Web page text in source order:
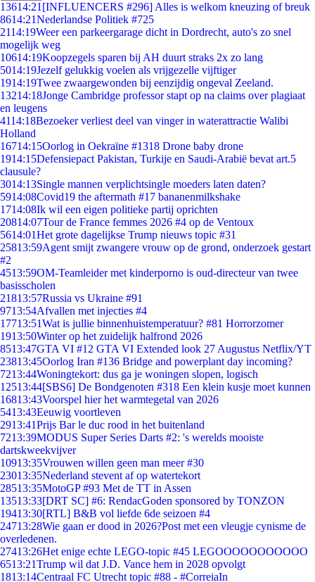
13614:21 [INFLUENCERS #296] Alles is welkom kneuzing of breuk
8614:21Nederlandse Politiek #725
2114:19Weer een parkeergarage dicht in Dordrecht, auto's zo snel
mogelijk weg
10614:19Koopzegels sparen bij AH duurt straks 2x zo lang
5014:19Jezelf gelukkig voelen als vrijgezelle vijftiger
1914:19Twee zwaargewonden bij eenzijdig ongeval Zeeland.
13214:18Jonge Cambridge professor stapt op na claims over plagiaat
en leugens
4114:18Bezoeker verliest deel van vinger in waterattractie Walibi
Holland
16714:15Oorlog in Oekraïne #1318 Drone baby drone
1914:15Defensiepact Pakistan, Turkije en Saudi-Arabië bevat art.5
clausule?
3014:13Single mannen verplichtsingle moeders laten daten?
5914:08Covid19 the aftermath #17 bananenmilkshake
1714:08Ik wil een eigen politieke partij oprichten
20814:07Tour de France femmes 2026 #4 op de Ventoux
5614:01Het grote dagelijkse Trump nieuws topic #31
25813:59Agent smijt zwangere vrouw op de grond, onderzoek gestart
#2
4513:59OM-Teamleider met kinderporno is oud-directeur van twee
basisscholen
21813:57Russia vs Ukraine #91
9713:54Afvallen met injecties #4
17713:51Wat is jullie binnenhuistemperatuur? #81 Horrorzomer
1913:50Winter op het zuidelijk halfrond 2026
8513:47GTA VI #12 GTA VI Extended look 27 Augustus Netflix/YT
23813:45Oorlog Iran #136 Bridge and powerplant day incoming?
7213:44Woningtekort: dus ga je woningen slopen, logisch
12513:44[SBS6] De Bondgenoten #318 Een klein kusje moet kunnen
16813:43Voorspel hier het warmtegetal van 2026
5413:43Eeuwig voortleven
2913:41Prijs Bar le duc rood in het buitenland
7213:39MODUS Super Series Darts #2: 's werelds mooiste
dartskweekvijver
10913:35Vrouwen willen geen man meer #30
23013:35Nederland stevent af op watertekort
28513:35MotoGP #93 Met de TT in Assen
13513:33[DRT SC] #6: RendacGoden sponsored by TONZON
19413:30[RTL] B&B vol liefde 6de seizoen #4
24713:28Wie gaan er dood in 2026?Post met een vleugje cynisme de
overledenen.
27413:26Het enige echte LEGO-topic #45 LEGOOOOOOOOOOO
6513:21Trump wil dat J.D. Vance hem in 2028 opvolgt
1813:14Centraal FC Utrecht topic #88 - #CorreiaIn